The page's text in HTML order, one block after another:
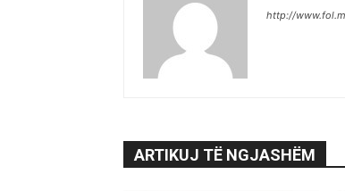
http://
ARTIKUJ TË NGJASHËM